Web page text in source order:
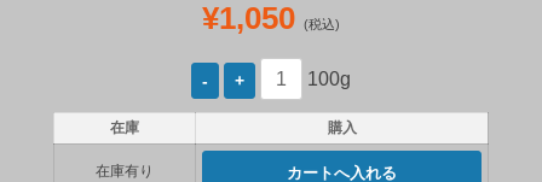
¥1,050 (税込)
100g
在庫 購入
在庫有り